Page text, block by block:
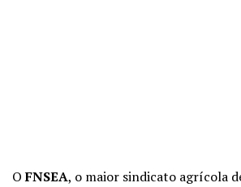
OFNSEA, o maior sindicato agrícola